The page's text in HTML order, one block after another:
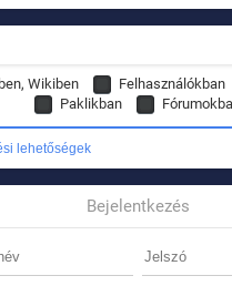
Wikiben Felhasználókban
Paklikban
lehetőségek
Bejelentkezés